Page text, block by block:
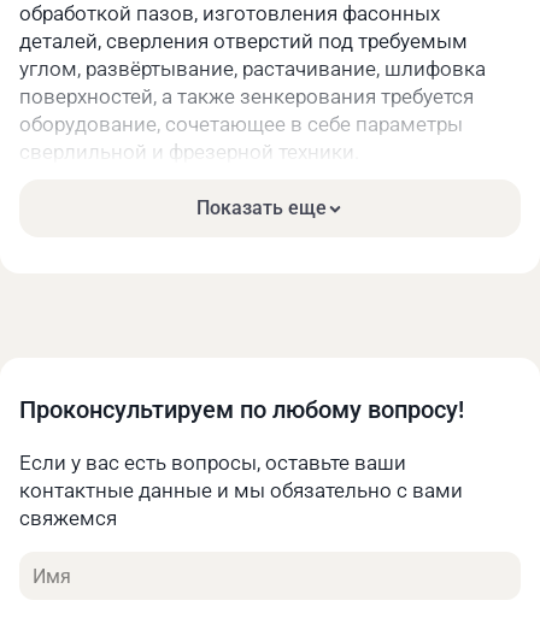
обработкой пазов, изготовления фасонных
деталей, сверления отверстий под требуемым
углом, развёртывание, растачивание, шлифовка
поверхностей, а также зенкерования требуется
оборудование, сочетающее в себе параметры
сверлильной и фрезерной техники.
представлен широкий ассортимент сверлильно-
эксплуатационной нагрузкой, при этом
выполнено с высочайшей точностью. На выходе
получаются заготовки идеального качества, без
каких-либо дефектов.
Показать еще
Проконсультируем по любому вопросу!
Если у вас есть вопросы, оставьте ваши
контактные данные и мы обязательно с вами
свяжемся
Имя